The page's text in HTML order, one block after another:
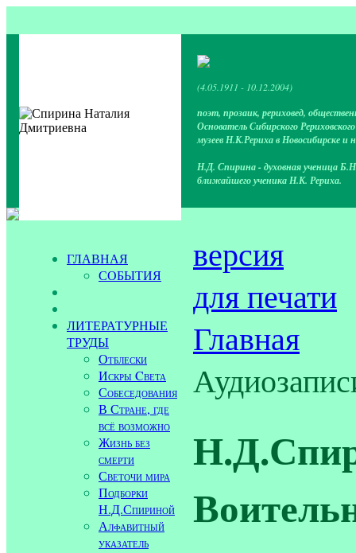
(4.05.1911 - 10.12.2004)
поэт, прозаик, рериховед,
Основатель Сибирского
музеев Н.К.Рериха в Новосибирске и
Н.Д. Спирина - духовная ученица
ближайшего ученика Н.К. Рериха.
ГЛАВНАЯ
СОБЫТИЯ
ЛИТЕРАТУРНЫЕ
ТРУДЫ
Отблески
Искры Cвета
Собеседования
В Стране, где
всё возможно
Жизнь без
смерти
Светочи мира
Подборки
Н.Д.Спириной
Алфавитный
указатель
версия
для печати
Главная